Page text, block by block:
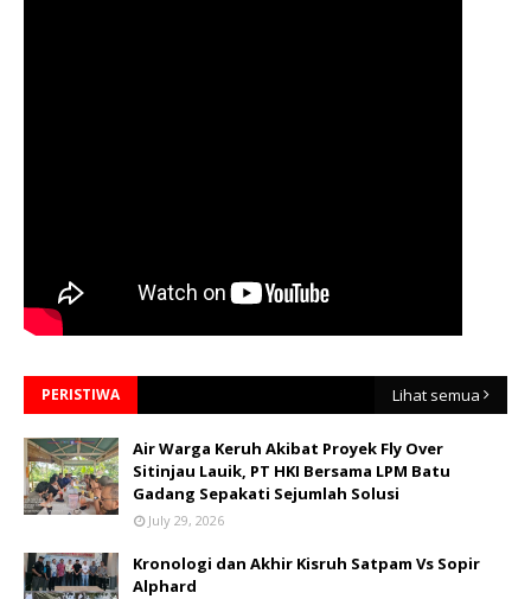
PERISTIWA Lihat semua
Air Warga Keruh Akibat Proyek Fly Over
Sitinjau Lauik, PT HKI Bersama LPM Batu
Gadang Sepakati Sejumlah Solusi
July 29, 2026
Kronologi dan Akhir Kisruh Satpam Vs Sopir
Alphard